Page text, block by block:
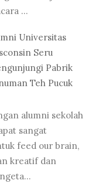
...
Universitas
Seru
Pabrik
Teh Pucuk
alumni sekolah
sangat
feed our brain,
kreatif dan